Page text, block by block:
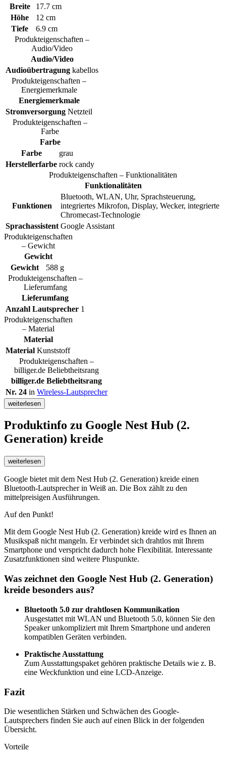
Breite
17.7 cm
Höhe
12 cm
Tiefe
6.9 cm
Produkteigenschaften –
Audio/Video
Audio/Video
Audioübertragung kabellos
Produkteigenschaften –
Energiemerkmale
Energiemerkmale
Stromversorgung Netzteil
Produkteigenschaften –
Farbe
Farbe
Farbe
grau
Herstellerfarbe rock candy
Produkteigenschaften – Funktionalitäten
Funktionalitäten
Funktionen
Bluetooth, WLAN, Uhr, Sprachsteuerung,
integriertes Mikrofon, Display, Wecker, integrierte
Chromecast-Technologie
Sprachassistent Google Assistant
Produkteigenschaften
– Gewicht
Gewicht
Gewicht
588 g
Produkteigenschaften –
Lieferumfang
Lieferumfang
Anzahl Lautsprecher 1
Produkteigenschaften
– Material
Material
Material Kunststoff
Produkteigenschaften –
billiger.de Beliebtheitsrang
billiger.de Beliebtheitsrang
Nr. 24 in Wireless-Lautsprecher
weiterlesen
Produktinfo zu Google Nest Hub (2.
Generation) kreide
weiterlesen
Google bietet mit dem Nest Hub (2. Generation) kreide einen
Bluetooth-Lautsprecher in Weiß an. Die Box zählt zu den
mittelpreisigen Ausführungen.
Auf den Punkt!
Mit dem Google Nest Hub (2. Generation) kreide wird es Ihnen an
Musikspaß nicht mangeln. Er verbindet sich drahtlos mit Ihrem
Smartphone und verspricht dadurch hohe Flexibilität. Interessante
Zusatzfunktionen sind weitere Pluspunkte.
Was zeichnet den Google Nest Hub (2. Generation)
kreide besonders aus?
Bluetooth 5.0 zur drahtlosen Kommunikation
Ausgestattet mit WLAN und Bluetooth 5.0, können Sie den
Speaker unkompliziert mit Ihrem Smartphone und anderen
kompatiblen Geräten verbinden.
Praktische Ausstattung
Zum Ausstattungspaket gehören praktische Details wie z. B.
eine Weckfunktion und eine LCD-Anzeige.
Fazit
Die wesentlichen Stärken und Schwächen des Google-
Lautsprechers finden Sie auch auf einen Blick in der folgenden
Übersicht.
Vorteile